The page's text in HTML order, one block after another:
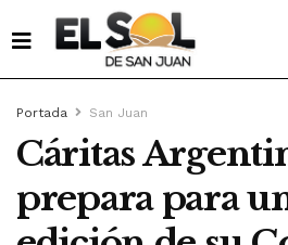
Portada San Juan
Cáritas
prepara para